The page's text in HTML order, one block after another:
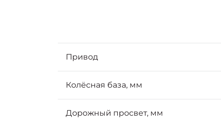
Привод
Колёсная база, мм
Дорожный просвет, мм